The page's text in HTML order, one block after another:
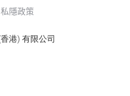
私隱政策
港) 有限公司